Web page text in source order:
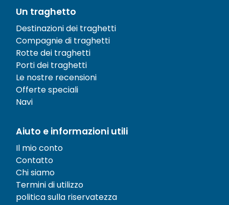
Un traghetto
Destinazioni dei traghetti
Compagnie di traghetti
Rotte dei traghetti
Porti dei traghetti
Le nostre recensioni
Offerte speciali
Navi
Aiuto e informazioni utili
Il mio conto
Contatto
Chi siamo
Termini di utilizzo
politica sulla riservatezza